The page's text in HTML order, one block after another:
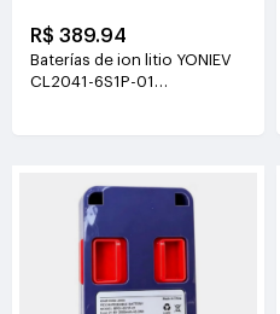
R$ 389.94
Baterías de ion litio YONIEV
CL2041-6S1P-01